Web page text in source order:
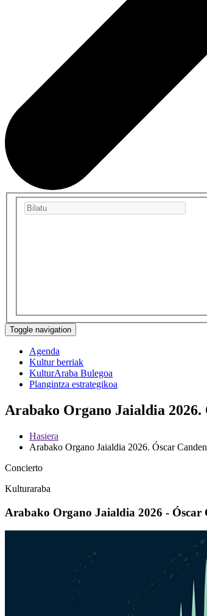
Toggle navigation
Agenda
Kultur berriak
KulturAraba Bulegoa
Plangintza estrategikoa
Arabako Organo Jaialdia
Hasiera
Arabako Organo Jaialdia 2026. Óscar
Concierto
Kulturaraba
Arabako Organo Jaialdia 2026 - Óscar